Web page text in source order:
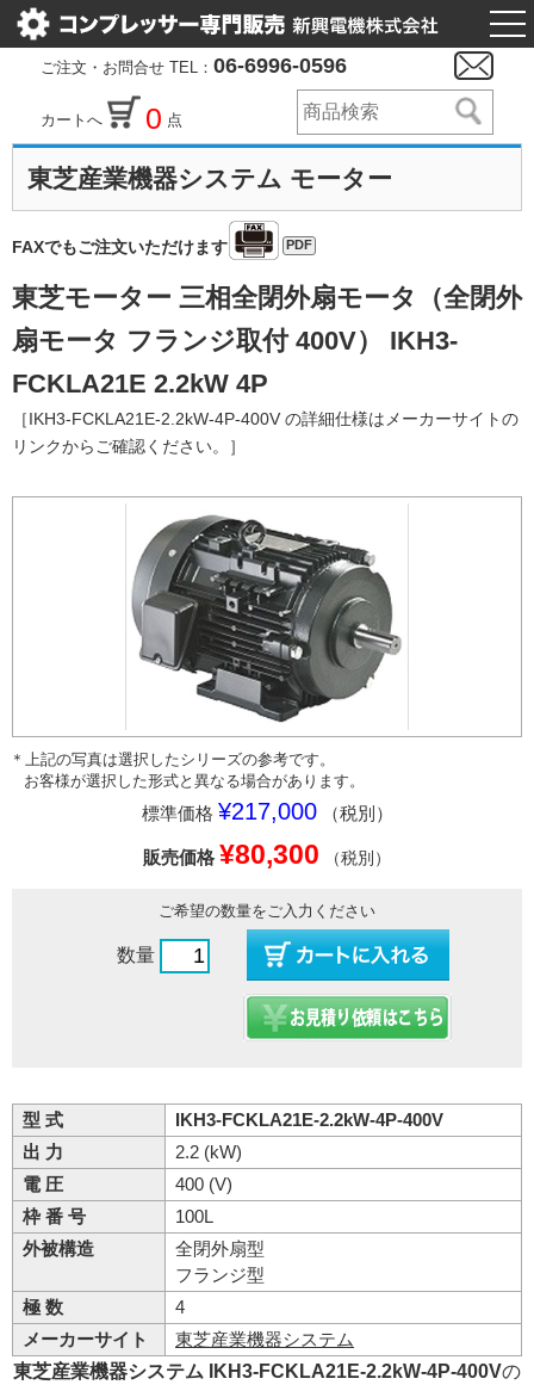
ご注文・お問合せ TEL： 06-6996-0596
カートへ 0 点
東芝産業機器システム モーター
FAXでもご注文いただけます PDF
東芝モーター 三相全閉外扇モータ（全閉外
扇モータ フランジ取付 400V） IKH3-
FCKLA21E 2.2kW 4P
［IKH3-FCKLA21E-2.2kW-4P-400V の詳細仕様はメーカーサイトの
リンクからご確認ください。］
＊上記の写真は選択したシリーズの参考です。
お客様が選択した形式と異なる場合があります。
標準価格 ¥217,000 （税別）
販売価格 ¥80,300 （税別）
ご希望の数量をご入力ください
数量
型 式
IKH3-FCKLA21E-2.2kW-4P-400V
出 力
2.2 (kW)
電 圧
400 (V)
枠 番 号
100L
外被構造
全閉外扇型
フランジ型
極 数
4
メーカーサイト
東芝産業機器システム
東芝産業機器システム IKH3-FCKLA21E-2.2kW-4P-400Vの